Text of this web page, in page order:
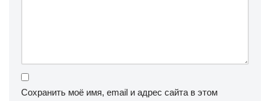
Сохранить моё имя, email и адрес сайта в этом